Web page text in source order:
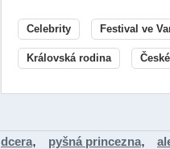
Celebrity Festival ve
Královská rodina
dcera, pyšná princezna,